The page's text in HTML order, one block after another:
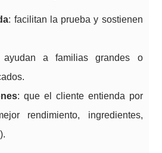
: facilitan la prueba y sostienen
a familias grandes o
: que el cliente entienda por
rendimiento, ingredientes,